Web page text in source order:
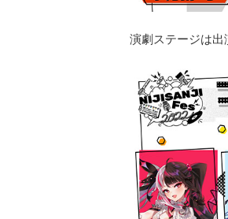
演劇ステージは出